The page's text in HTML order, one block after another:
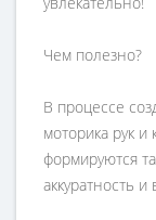
Чем полезно?
В процессе
моторика рук
формируются
аккуратность